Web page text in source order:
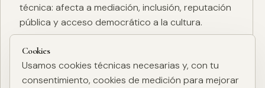
técnica: afecta a mediación, inclusión, reputación
pública y acceso democrático a la cultura.
Cookies
Usamos cookies técnicas necesarias y, con tu
consentimiento, cookies de medición para mejorar